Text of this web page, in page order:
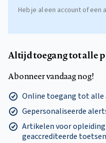
Heb je al een account of een
Altijd toegang tot alle
Abonneer vandaag nog!
Online toegang tot
Gepersonaliseerde
Artikelen voor
geaccrediteerde toetsen